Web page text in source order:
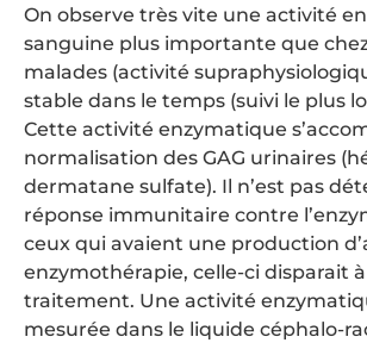
On observe très vite une activité
sanguine plus importante que
malades (activité
stable dans le temps (suivi le plus
Cette activité enzymatique
normalisation des GAG urinaires
dermatane sulfate). Il n’est pas
réponse immunitaire contre
ceux qui avaient une production
enzymothérapie, celle-ci disparait
traitement. Une activité
mesurée dans le liquide céphalo-